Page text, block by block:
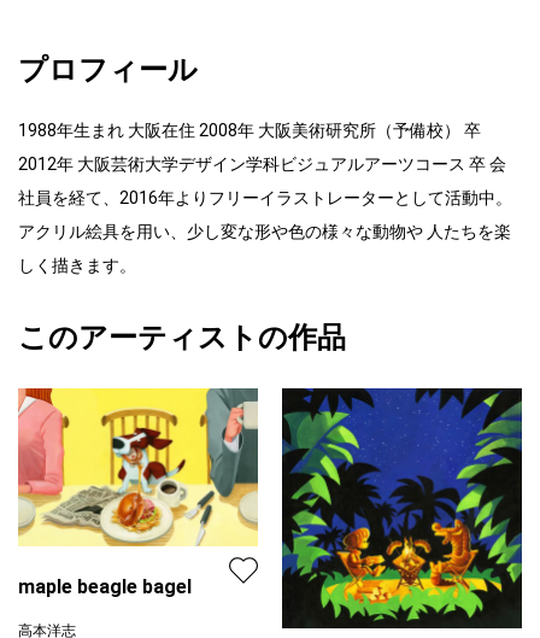
プロフィール
1988年生まれ 大阪在住 2008年 大阪美術研究所（予備校） 卒
2012年 大阪芸術大学デザイン学科ビジュアルアーツコース 卒 会
社員を経て、2016年よりフリーイラストレーターとして活動中。
アクリル絵具を用い、少し変な形や色の様々な動物や 人たちを楽
しく描きます。
このアーティストの作品
maple beagle bagel
高本洋志